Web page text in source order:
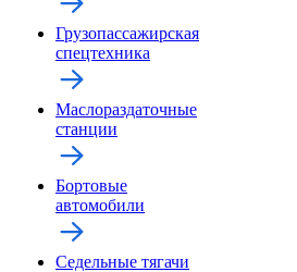
Грузопассажирская
спецтехника
Маслораздаточные
станции
Бортовые
автомобили
Седельные тягачи